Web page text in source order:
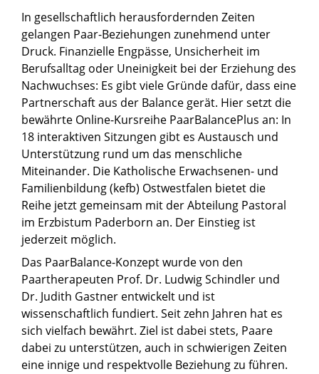
In gesellschaftlich herausfordernden Zeiten
gelangen Paar-Beziehungen zunehmend unter
Druck. Finanzielle Engpässe, Unsicherheit im
Berufsalltag oder Uneinigkeit bei der Erziehung des
Nachwuchses: Es gibt viele Gründe dafür, dass eine
Partnerschaft aus der Balance gerät. Hier setzt die
bewährte Online-Kursreihe PaarBalancePlus an: In
18 interaktiven Sitzungen gibt es Austausch und
Unterstützung rund um das menschliche
Miteinander. Die Katholische Erwachsenen- und
Familienbildung (kefb) Ostwestfalen bietet die
Reihe jetzt gemeinsam mit der Abteilung Pastoral
im Erzbistum Paderborn an. Der Einstieg ist
jederzeit möglich.
Das PaarBalance-Konzept wurde von den
Paartherapeuten Prof. Dr. Ludwig Schindler und
Dr. Judith Gastner entwickelt und ist
wissenschaftlich fundiert. Seit zehn Jahren hat es
sich vielfach bewährt. Ziel ist dabei stets, Paare
dabei zu unterstützen, auch in schwierigen Zeiten
eine innige und respektvolle Beziehung zu führen.